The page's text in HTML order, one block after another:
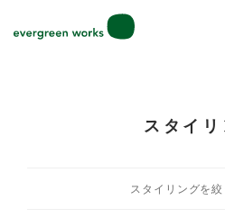
2027年ご入学用ランドセル
スタイリ